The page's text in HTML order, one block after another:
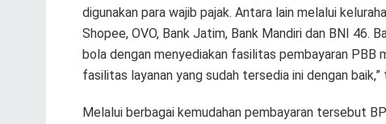
digunakan para wajib pajak. Antara lain melalui
Shopee, OVO, Bank Jatim, Bank Mandiri dan BNI 46.
bola dengan menyediakan fasilitas pembayaran PBB
fasilitas layanan yang sudah tersedia ini dengan baik,”
Melalui berbagai kemudahan pembayaran tersebut